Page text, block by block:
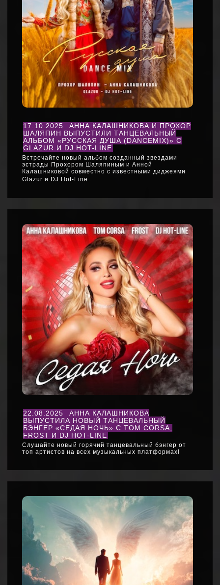
17.10.2025
АННА КАЛАШНИКОВА И ПРОХОР
ШАЛЯПИН ВЫПУСТИЛИ ТАНЦЕВАЛЬНЫЙ
АЛЬБОМ «РУССКАЯ ДУША (DANCEMIX)» С
GLAZUR И DJ HOT-LINE
Встречайте новый альбом созданный звездами
эстрады Прохором Шаляпиным и Анной
Калашниковой совместно с известными диджеями
Glazur и DJ Hot-Line.
22.08.2025
АННА КАЛАШНИКОВА
ВЫПУСТИЛА НОВЫЙ ТАНЦЕВАЛЬНЫЙ
БЭНГЕР «СЕДАЯ НОЧЬ» С TOM CORSA,
FROST И DJ HOT-LINE
Слушайте новый горячий танцевальный бэнгер от
топ артистов на всех музыкальных платформах!